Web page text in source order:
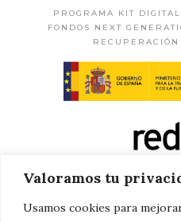
Valoramos tu
Usamos cookies para
PROGRAMA KIT
FONDOS NEXT